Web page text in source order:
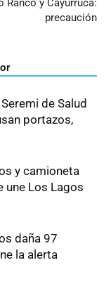
precaución
de Salud
portazos,
y camioneta
une Los Lagos
daña 97
la alerta